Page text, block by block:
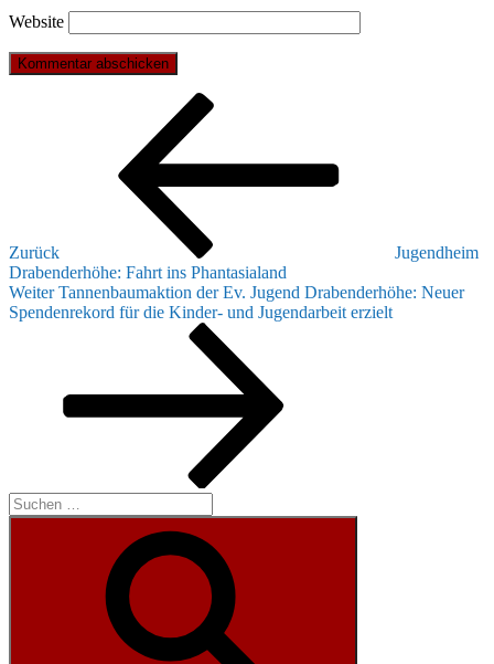
Website
Beitragsnavigation
Zurück
Jugendheim
Drabenderhöhe: Fahrt ins Phantasialand
Nächster
Beitrag
Weiter Tannenbaumaktion der Ev. Jugend Drabenderhöhe: Neuer
Spendenrekord für die Kinder- und Jugendarbeit erzielt
Suchen
nach: